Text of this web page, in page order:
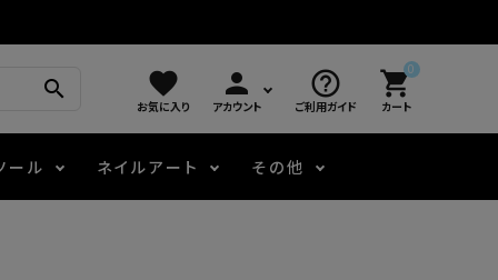
search favorite
お気に入り
person
アカウント
help_outline
ご利用ガイド
0
shopping_cart
カート
ール ネイルアート その他